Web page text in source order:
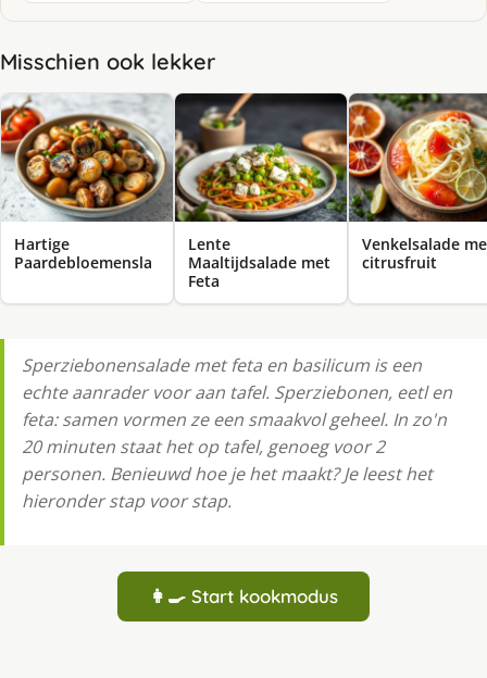
Misschien ook lekker
Hartige
Paardebloemensla
Lente
Maaltijdsalade met
Feta
Venkelsalade
citrusfruit
Sperziebonensalade met feta en basilicum is een
echte aanrader voor aan tafel. Sperziebonen, eetl en
feta: samen vormen ze een smaakvol geheel. In zo'n
20 minuten staat het op tafel, genoeg voor 2
personen. Benieuwd hoe je het maakt? Je leest het
hieronder stap voor stap.
👩‍🍳 Start kookmodus